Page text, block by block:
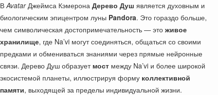
ВAvatarДжеймса Кэмерона Дерево Душ является духовным и
биологическим эпицентром луны Pandora. Это гораздо больше,
чем символическая достопримечательность — это живое
хранилище, где Na’vi могут соединяться, общаться со своими
предками и обмениваться знаниями через прямые нейронные
связи. Дерево Душ образует мост между Na’vi и более широкой
экосистемой планеты, иллюстрируя форму коллективной
памяти, выходящей за пределы индивидуальной жизни.